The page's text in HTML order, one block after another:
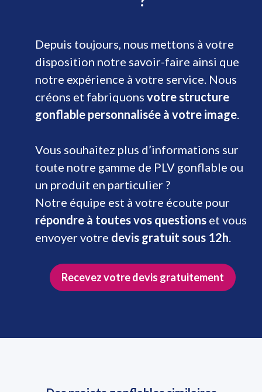
Depuis toujours, nous mettons à votre
disposition notre savoir-faire ainsi que
notre expérience à votre service. Nous
créons et fabriquons votre structure
gonflable personnalisée à votre image.
Vous souhaitez plus d’informations sur
toute notre gamme de PLV gonflable ou
un produit en particulier ?
Notre équipe est à votre écoute pour
répondre à toutes vos questions et vous
envoyer votre devis gratuit sous 12h.
Recevez votre devis gratuitement